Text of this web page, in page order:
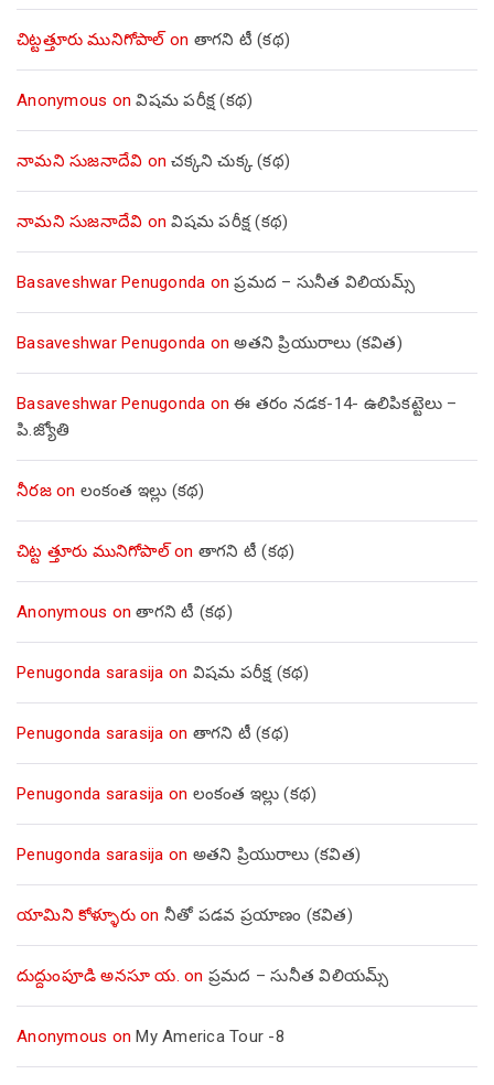
చిట్టత్తూరు మునిగోపాల్on తాగని టీ (కథ)
Anonymous onవిషమ పరీక్ష (క‌థ‌)
నామని సుజనాదేవి onచక్కని చుక్క (కథ)
నామని సుజనాదేవి onవిషమ పరీక్ష (క‌థ‌)
Basaveshwar Penugonda onప్రమద – సునీత విలియమ్స్
Basaveshwar Penugonda onఅతని ప్రియురాలు (కవిత)
Basaveshwar Penugonda onఈ తరం నడక-14- ఉలిపికట్టెలు –
పి.జ్యోతి
నీరజon లంకంత ఇల్లు (కథ)
చిట్ట త్తూరు మునిగోపాల్on తాగని టీ (కథ)
Anonymous onతాగని టీ (కథ)
Penugonda sarasija on విషమ పరీక్ష (క‌థ‌)
Penugonda sarasija on తాగని టీ (కథ)
Penugonda sarasija on లంకంత ఇల్లు (కథ)
Penugonda sarasija on అతని ప్రియురాలు (కవిత)
యామిని కోళ్ళూరుon నీతో పడవ ప్రయాణం (కవిత)
దుద్దుంపూడి అనసూ య. on ప్రమద – సునీత విలియమ్స్
Anonymous onMy America Tour -8